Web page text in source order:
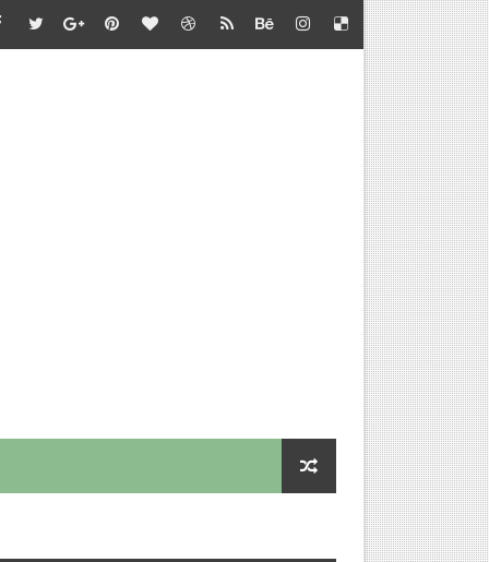
- வழிகாட்டி நெறிமுறைகள் சார்பு - தொடக்கக் கல்வி
சார்பு - பள்ளிக்கல்வி இயக்குநர் செயல்முறைகள்
- அறிவுரை வழங்குதல் சார்பு - தொடக்கக் கல்வி இயக்குநர்